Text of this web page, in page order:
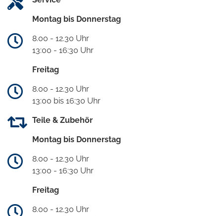
Montag bis Donnerstag
8.00 - 12.30 Uhr
13:00 - 16:30 Uhr
Freitag
8.00 - 12.30 Uhr
13:00 bis 16:30 Uhr
Teile & Zubehör
Montag bis Donnerstag
8.00 - 12.30 Uhr
13:00 - 16:30 Uhr
Freitag
8.00 - 12.30 Uhr